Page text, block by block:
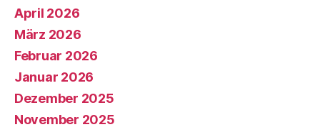
April 2026
März 2026
Februar 2026
Januar 2026
Dezember 2025
November 2025